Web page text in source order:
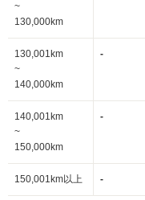
~
130,000km
130,001km
~
140,000km
-
140,001km
~
150,000km
-
150,001km以上 -